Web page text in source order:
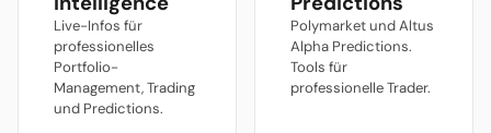
nur Arbeit, Demut und ein
Stadion, in dem der Tr...
Live-Infos für
professionelles
Portfolio-
Management, Trading
und Predictions.
Polymarket und Altus
Alpha Predictions.
Tools für
professionelle Trader.